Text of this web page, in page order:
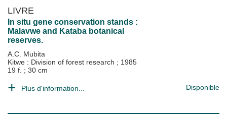
LIVRE
In situ gene conservation stands :
Malavwe and Kataba botanical
reserves.
A.C. Mubita
Kitwe : Division of forest research ; 1985
19 f. ; 30 cm
Plus d'information... Disponible